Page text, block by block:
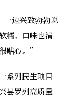
边兴致勃勃说
糯，口味也清
贴心。”
系列民生项目
县罗列高质量